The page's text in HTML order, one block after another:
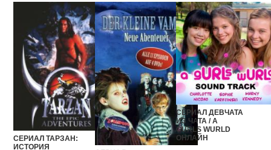
СЕРИАЛ ТАРЗАН:
ИСТОРИЯ
СЕРИАЛ ДЕВЧАТА
ИЗ ЧАТА / A
GURLS WURLD
ОНЛАЙН